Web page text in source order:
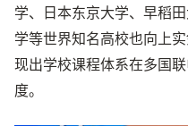
学、日本东京大学、早稻
学等世界知名高校也向上
现出学校课程体系在多国
度。